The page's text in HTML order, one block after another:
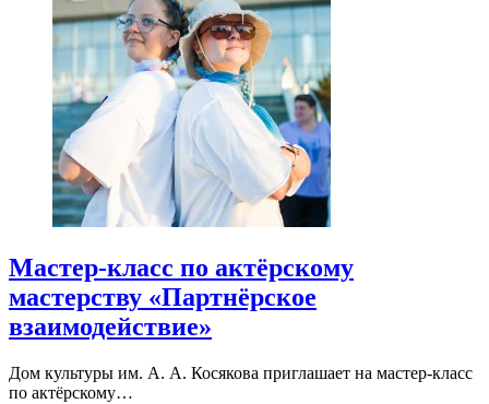
Мастер-класс по актёрскому
мастерству «Партнёрское
взаимодействие»
Дом культуры им. А. А. Косякова приглашает на мастер-класс
по актёрскому…